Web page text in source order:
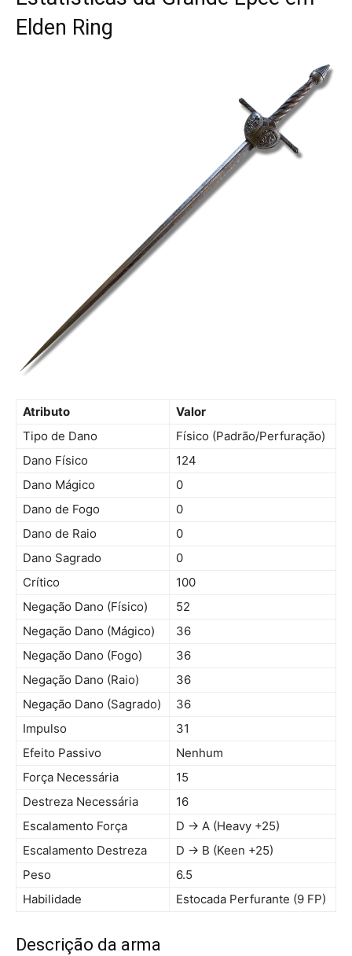
Elden Ring
Atributo
Valor
Tipo de Dano
Físico (Padrão/Perfuração)
Dano Físico
124
Dano Mágico
0
Dano de Fogo
0
Dano de Raio
0
Dano Sagrado
0
Crítico
100
Negação Dano (Físico)
52
Negação Dano (Mágico)
36
Negação Dano (Fogo)
36
Negação Dano (Raio)
36
Negação Dano (Sagrado)
36
Impulso
31
Efeito Passivo
Nenhum
Força Necessária
15
Destreza Necessária
16
Escalamento Força
D → A (Heavy +25)
Escalamento Destreza
D → B (Keen +25)
Peso
6.5
Habilidade
Estocada Perfurante (9 FP)
Descrição da arma